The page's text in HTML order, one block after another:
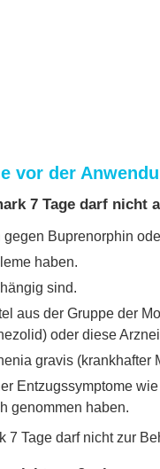
vor der
7 Tage darf nicht
Buprenorphin
haben.
sind.
aus der Gruppe der
oder diese
gravis (krankhafter
Entzugssymptome
genommen haben.
7 Tage darf nicht zur